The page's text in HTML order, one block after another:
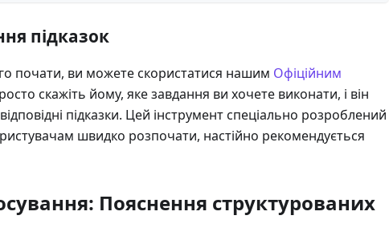
підказок
почати, ви можете скористатися нашим Офіційним
скажіть йому, яке завдання ви хочете виконати, і він
підказки. Цей інструмент спеціально розроблений
швидко розпочати, настійно рекомендується
Пояснення структурованих